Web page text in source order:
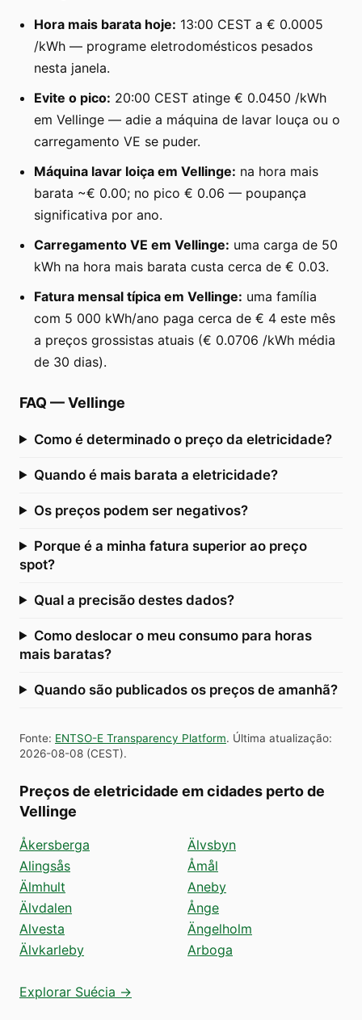
Hora mais barata hoje: 13:00 CEST a € 0.0005
/kWh — programe eletrodomésticos pesados
nesta janela.
Evite o pico: 20:00 CEST atinge € 0.0450 /kWh
em Vellinge — adie a máquina de lavar louça ou o
carregamento VE se puder.
Máquina lavar loiça em Vellinge: na hora mais
barata ~€ 0.00; no pico € 0.06 — poupança
significativa por ano.
Carregamento VE em Vellinge: uma carga de 50
kWh na hora mais barata custa cerca de € 0.03.
Fatura mensal típica em Vellinge: uma família
com 5 000 kWh/ano paga cerca de € 4 este mês
a preços grossistas atuais (€ 0.0706 /kWh média
de 30 dias).
FAQ —Vellinge
Como é determinado o preço da eletricidade?
Quando é mais barata a eletricidade?
Os preços podem ser negativos?
Porque é a minha fatura superior ao preço
spot?
Qual a precisão destes dados?
Como deslocar o meu consumo para horas
mais baratas?
Quando são publicados os preços de amanhã?
Fonte: ENTSO-E Transparency Platform. Última atualização:
2026-08-08 (CEST).
Preços de eletricidade em cidades perto de
Vellinge
Åkersberga
Alingsås
Älmhult
Älvdalen
Alvesta
Älvkarleby
Älvsbyn
Åmål
Aneby
Ånge
Ängelholm
Arboga
Explorar Suécia →